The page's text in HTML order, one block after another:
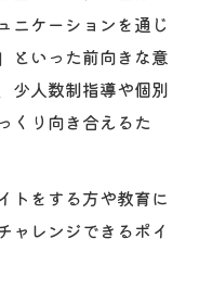
ニケーションを通じ
といった前向きな意
少人数制指導や個別
くり向き合えるた
トをする方や教育に
ャレンジできるポイ